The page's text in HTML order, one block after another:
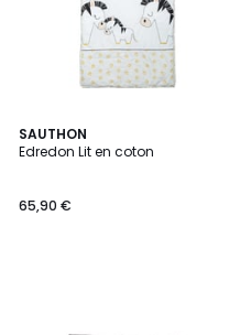
SAUTHON
Edredon Lit en coton
65,90 €